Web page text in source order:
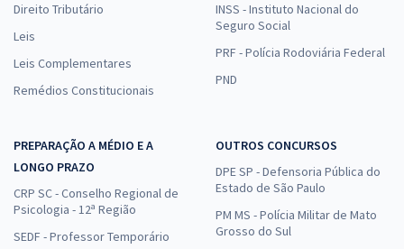
Direito Tributário
Leis
Leis Complementares
Remédios Constitucionais
INSS - Instituto Nacional do
Seguro Social
PRF - Polícia Rodoviária Federal
PND
PREPARAÇÃO A MÉDIO E A
LONGO PRAZO
CRP SC - Conselho Regional de
Psicologia - 12ª Região
SEDF - Professor Temporário
OUTROS CONCURSOS
DPE SP - Defensoria Pública do
Estado de São Paulo
PM MS - Polícia Militar de Mato
Grosso do Sul